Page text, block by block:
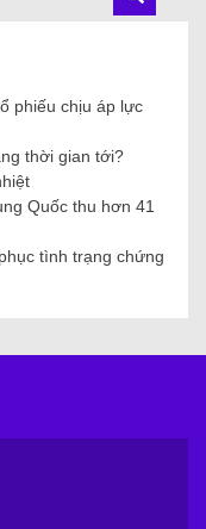
phiếu chịu áp lực
thời gian tới?
Quốc thu hơn 41
tình trạng chứng